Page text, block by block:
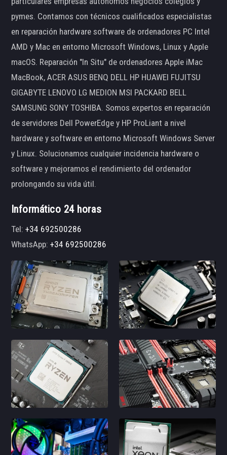
pymes. Contamos con técnicos cualificados especialistas
en reparación hardware software de ordenadores PC Intel
AMD y Mac en entorno Microsoft Windows, Linux y Apple
macOS. Reparación "In Situ" de ordenadores Apple iMac
MacBook, ACER ASUS BENQ DELL HP HUAWEI FUJITSU
GIGABYTE LENOVO LG MEDION MSI PACKARD BELL
SAMSUNG SONY TOSHIBA. Somos expertos en reparación
de servidores Dell PowerEdge y HP ProLiant a nivel
hardware y software en entorno Microsoft Windows Server
y Linux. Solucionamos cualquier incidencia hardware o
software y mejoramos el rendimiento del ordenador
prolongando su vida útil.
Informático 24 horas
Tel:+34 692500286
WhatsApp:+34 692500286